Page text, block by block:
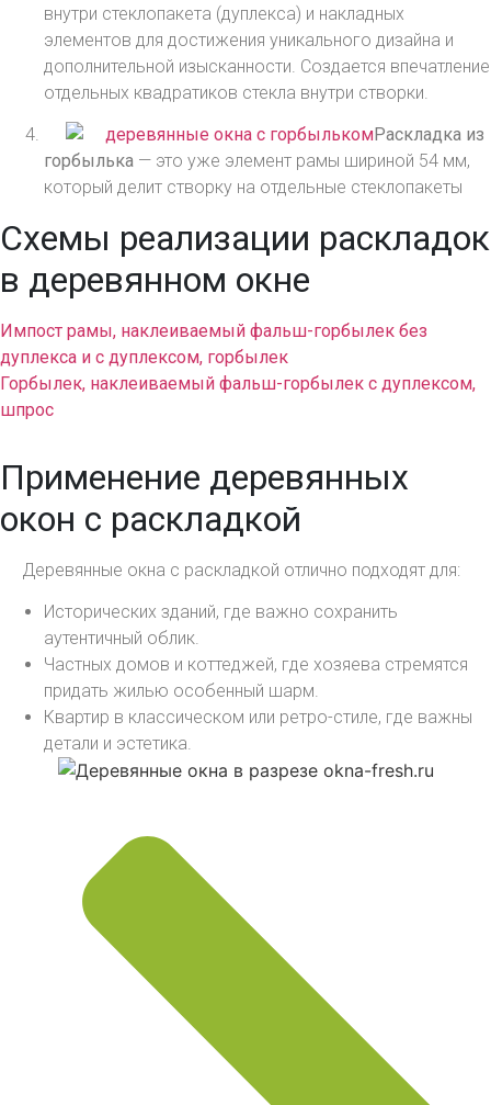
внутри стеклопакета (дуплекса) и накладных
элементов для достижения уникального дизайна и
дополнительной изысканности. Создается впечатление
отдельных квадратиков стекла внутри створки.
Раскладка из
горбылька — это уже элемент рамы шириной 54 мм,
который делит створку на отдельные стеклопакеты
Схемы реализации раскладок
в деревянном окне
Импост рамы, наклеиваемый фальш-горбылек без
дуплекса и с дуплексом, горбылек
Горбылек, наклеиваемый фальш-горбылек с дуплексом,
шпрос
Применение деревянных
окон с раскладкой
Деревянные окна с раскладкой отлично подходят для:
Исторических зданий, где важно сохранить
аутентичный облик.
Частных домов и коттеджей, где хозяева стремятся
придать жилью особенный шарм.
Квартир в классическом или ретро-стиле, где важны
детали и эстетика.